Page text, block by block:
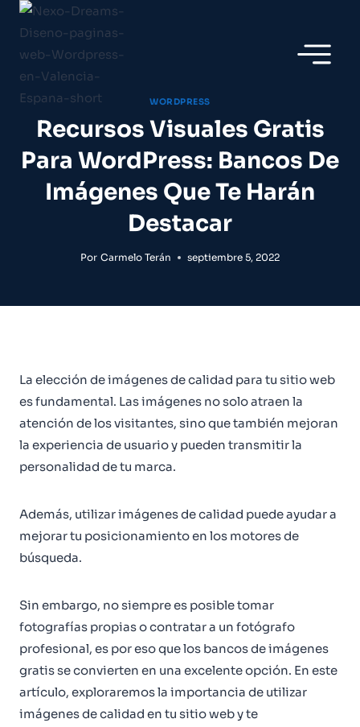
Saltar
contenido
WORDPRESS
Recursos Visuales Gratis
Para WordPress: Bancos De
Imágenes Que Te Harán
Destacar
Por Carmelo Terán septiembre 5, 2022
La elección de imágenes de calidad para tu sitio web
es fundamental. Las imágenes no solo atraen la
atención de los visitantes, sino que también mejoran
la experiencia de usuario y pueden transmitir la
personalidad de tu marca.
Además, utilizar imágenes de calidad puede ayudar a
mejorar tu posicionamiento en los motores de
búsqueda.
Sin embargo, no siempre es posible tomar
fotografías propias o contratar a un fotógrafo
profesional, es por eso que los bancos de imágenes
gratis se convierten en una excelente opción. En este
artículo, exploraremos la importancia de utilizar
imágenes de calidad en tu sitio web y te